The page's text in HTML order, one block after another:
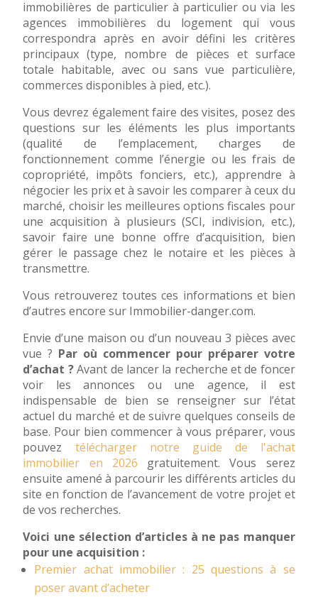
immobilières de particulier à particulier ou via les
agences immobilières du logement qui vous
correspondra après en avoir défini les critères
principaux (type, nombre de pièces et surface
totale habitable, avec ou sans vue particulière,
commerces disponibles à pied, etc.).
Vous devrez également faire des visites, posez des
questions sur les éléments les plus importants
(qualité de l’emplacement, charges de
fonctionnement comme l’énergie ou les frais de
copropriété, impôts fonciers, etc.), apprendre à
négocier les prix et à savoir les comparer à ceux du
marché, choisir les meilleures options fiscales pour
une acquisition à plusieurs (SCI, indivision, etc.),
savoir faire une bonne offre d’acquisition, bien
gérer le passage chez le notaire et les pièces à
transmettre.
Vous retrouverez toutes ces informations et bien
d’autres encore sur Immobilier-danger.com.
Envie d’une maison ou d’un nouveau 3 pièces avec
vue ? Par où commencer pour préparer votre
d’achat ?Avant de lancer la recherche et de foncer
voir les annonces ou une agence, il est
indispensable de bien se renseigner sur l’état
actuel du marché et de suivre quelques conseils de
base. Pour bien commencer à vous préparer, vous
pouvez télécharger notre guide de l'achat
immobilier en 2026 gratuitement. Vous serez
ensuite amené à parcourir les différents articles du
site en fonction de l’avancement de votre projet et
de vos recherches.
Voici une sélection d’articles à ne pas manquer
pour une acquisition :
Premier achat immobilier : 25 questions à se
poser avant d’acheter